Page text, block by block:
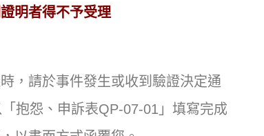
明者得不予受理
，請於事件發生或收到驗證決定通
抱怨、申訴表QP-07-01」填寫完成